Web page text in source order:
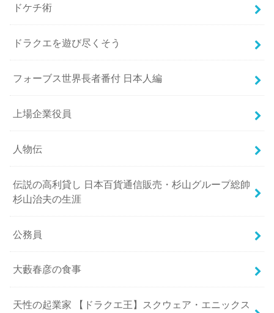
ドケチ術
ドラクエを遊び尽くそう
フォーブス世界長者番付 日本人編
上場企業役員
人物伝
伝説の高利貸し 日本百貨通信販売・杉山グループ総帥
杉山治夫の生涯
公務員
大藪春彦の食事
天性の起業家 【ドラクエ王】スクウェア・エニックス